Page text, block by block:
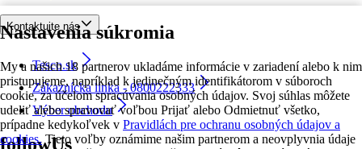
Nastavenia súkromia
My a našich 18 partnerov ukladáme informácie v zariadení alebo k nim
pristupujeme, napríklad k jedinečným identifikátorom v súboroch
cookie, za účelom spracúvania osobných údajov. Svoj súhlas môžete
udeliť alebo spravovať voľbou Prijať alebo Odmietnuť všetko,
prípadne kedykoľvek v Pravidlách pre ochranu osobných údajov a
cookies. Tieto voľby oznámime našim partnerom a neovplyvnia údaje
Kontaktujte nás
Tesco.sk
Zákaznícka linka - 0800222333
Výber obchodu
followUs